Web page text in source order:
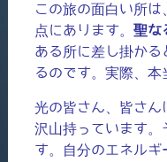
この旅の面白い所
点にあります。 聖な
ある所に差し掛かる
るのです。実際、本
光の皆さん、皆さん
沢山持っています。
す。自分のエネル